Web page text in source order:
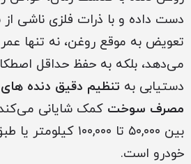
دست داده و با ذرات فلزی ناشی
تعویض به موقع روغن، نه تنها
می‌دهد، بلکه به حفظ حداقل
دستیابی به تنظیم دقیق دنده
مصرف سوخت کمک شایانی
بین ۵۰,۰۰۰ تا ۱۰۰,۰۰۰
خودرو است.